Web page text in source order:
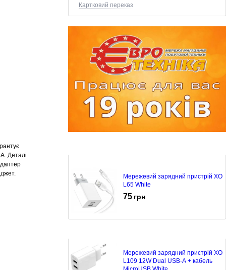
Картковий переказ
Мережевий зарядний пристрій XO
L65 White
75 грн
Мережевий зарядний пристрій XO
L109 12W Dual USB-A + кабель
Деталі